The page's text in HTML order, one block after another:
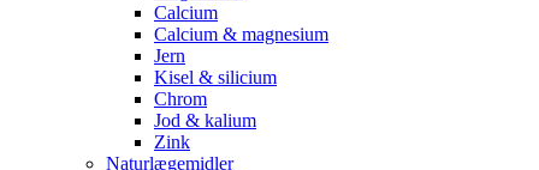
Calcium
Calcium & magnesium
Jern
Kisel & silicium
Chrom
Jod & kalium
Zink
Naturlægemidler